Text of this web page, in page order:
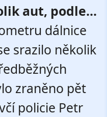
aut, podle...
dálnice
srazilo několik
zraněno pět
policie Petr